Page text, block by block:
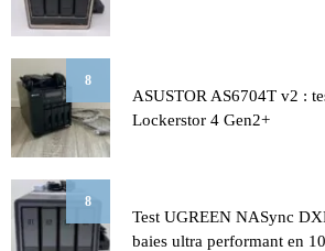
8
ASUSTOR AS6704T v2 :
Lockerstor 4 Gen2+
8
Test UGREEN NASync
baies ultra performant en